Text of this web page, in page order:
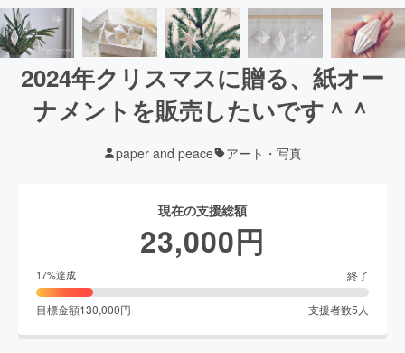
2024年クリスマスに贈る、紙オー
ナメントを販売したいです＾＾
paper and peace アート・写真
現在の支援総額
23,000円
17%達成 終了
目標金額130,000円 支援者数5 人